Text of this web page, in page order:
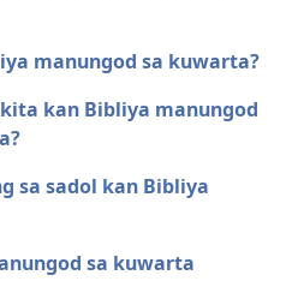
manungod sa kuwarta?
kan Bibliya manungod
sa sadol kan Bibliya
sa kuwarta